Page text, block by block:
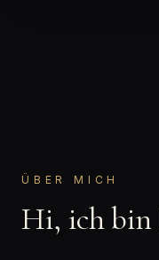
ÜBER MICH
Hi, ich bin